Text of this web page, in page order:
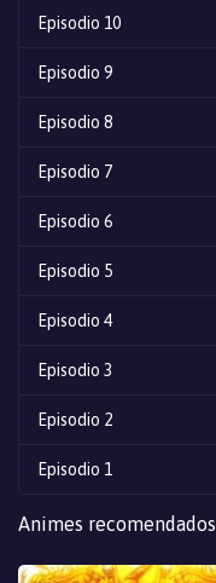
Episodio 10
Episodio 9
Episodio 8
Episodio 7
Episodio 6
Episodio 5
Episodio 4
Episodio 3
Episodio 2
Episodio 1
Animes recomendados